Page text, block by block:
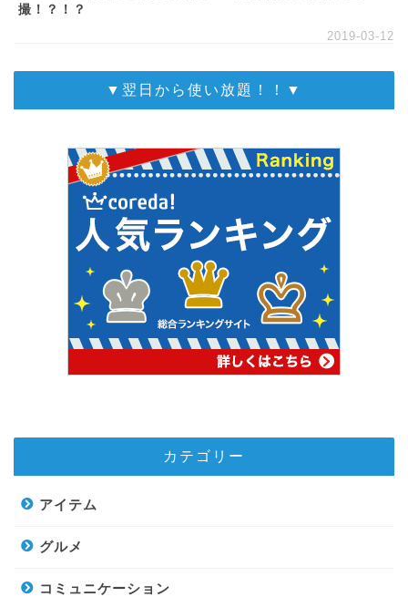
撮！？！？
2019-03-12
▼翌日から使い放題！！▼
カテゴリー
アイテム
グルメ
コミュニケーション